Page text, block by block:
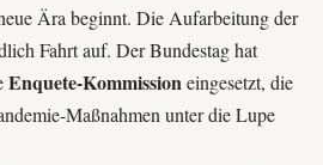
Ära beginnt. Die Aufarbeitung der
Fahrt auf. Der Bundestag hat
Enquete-Kommissioneingesetzt, die
Maßnahmen unter die Lupe